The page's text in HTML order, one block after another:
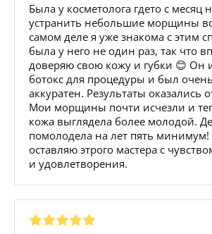
Была у косметолога гдето с месяц
устранить небольшие морщины
самом деле я уже знакома с этим
была у него не один раз, так что
доверяю свою кожу и губки 😊 Он
ботокс для процедуры и был
аккуратен. Результаты
Мои морщины почти исчезли и
кожа выглядела более молодой.
помолодела на лет пять минимум!
оставляю этрого мастера с
и удовлетворения.